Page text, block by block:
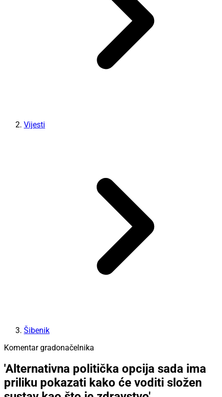
Vijesti
Šibenik
Komentar gradonačelnika
'Alternativna politička opcija sada ima
priliku pokazati kako će voditi složen